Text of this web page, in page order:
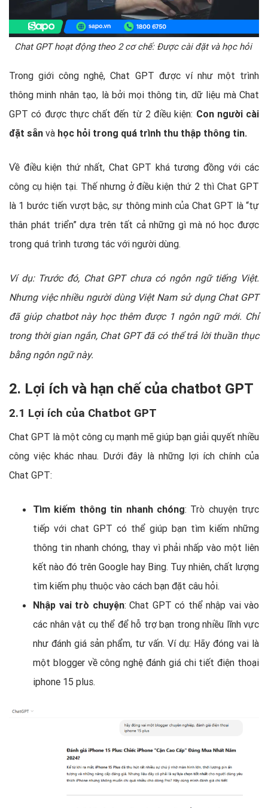
Chat GPT hoạt động theo 2 cơ chế: Được cài đặt và học hỏi
Trong giới công nghệ, Chat GPT được ví như một trình
thông minh nhân tạo, là bởi mọi thông tin, dữ liệu mà Chat
GPT có được thực chất đến từ 2 điều kiện: Con người cài
đặt sẵn và học hỏi trong quá trình thu thập thông tin.
Về điều kiện thứ nhất, Chat GPT khá tương đồng với các
công cụ hiện tại. Thế nhưng ở điều kiện thứ 2 thì Chat GPT
là 1 bước tiến vượt bậc, sự thông minh của Chat GPT là “tự
thân phát triển” dựa trên tất cả những gì mà nó học được
trong quá trình tương tác với người dùng.
Ví dụ: Trước đó, Chat GPT chưa có ngôn ngữ tiếng Việt.
Nhưng việc nhiều người dùng Việt Nam sử dụng Chat GPT
đã giúp chatbot này học thêm được 1 ngôn ngữ mới. Chỉ
trong thời gian ngắn, Chat GPT đã có thể trả lời thuần thục
bằng ngôn ngữ này.
2. Lợi ích và hạn chế của chatbot GPT
2.1 Lợi ích của Chatbot GPT
Chat GPT là một công cụ mạnh mẽ giúp bạn giải quyết nhiều
công việc khác nhau. Dưới đây là những lợi ích chính của
Chat GPT:
Tìm kiếm thông tin nhanh chóng: Trò chuyện trực
tiếp với chat GPT có thể giúp bạn tìm kiếm những
thông tin nhanh chóng, thay vì phải nhấp vào một liên
kết nào đó trên Google hay Bing. Tuy nhiên, chất lượng
tìm kiếm phụ thuộc vào cách bạn đặt câu hỏi.
Nhập vai trò chuyện: Chat GPT có thể nhập vai vào
các nhân vật cụ thể để hỗ trợ bạn trong nhiều lĩnh vực
như đánh giá sản phẩm, tư vấn. Ví dụ: Hãy đóng vai là
một blogger về công nghệ đánh giá chi tiết điện thoại
iphone 15 plus.